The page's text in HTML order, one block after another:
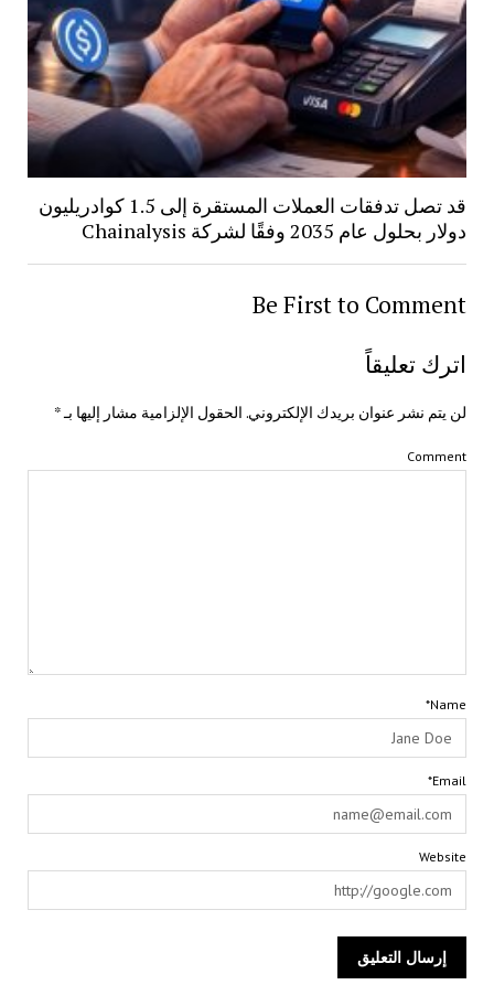
قد تصل تدفقات العملات المستقرة إلى 1.5 كوادريليون
دولار بحلول عام 2035 وفقًا لشركة Chainalysis
Be First to Comment
اترك تعليقاً
لن يتم نشر عنوان بريدك الإلكتروني. الحقول الإلزامية مشار إليها بـ*
Comment
Name*
Email*
Website